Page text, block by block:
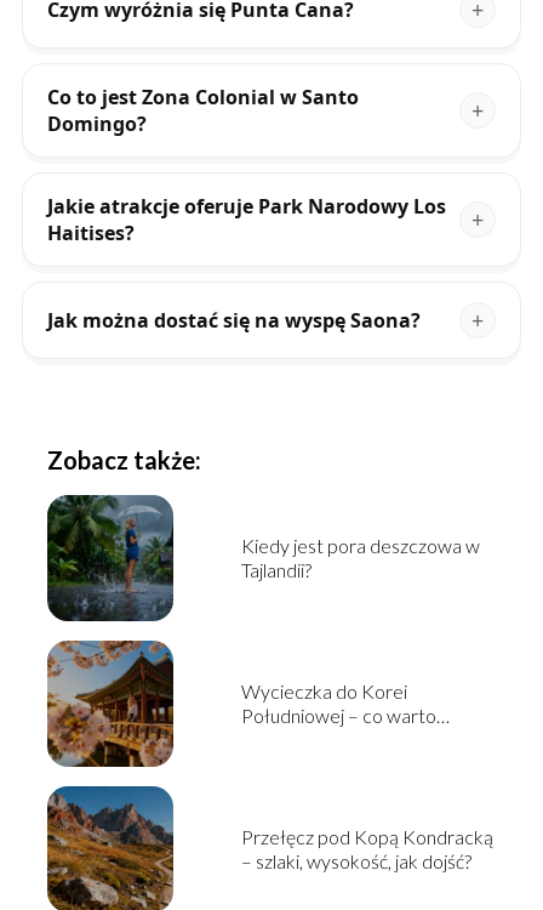
Czym wyróżnia się Punta Cana?
Co to jest Zona Colonial w Santo
Domingo?
Jakie atrakcje oferuje Park Narodowy Los
Haitises?
Jak można dostać się na wyspę Saona?
Zobacz także:
Kiedy jest pora deszczowa w
Tajlandii?
Wycieczka do Korei
Południowej – co warto
Przełęcz pod Kopą Kondracką
– szlaki, wysokość, jak dojść?